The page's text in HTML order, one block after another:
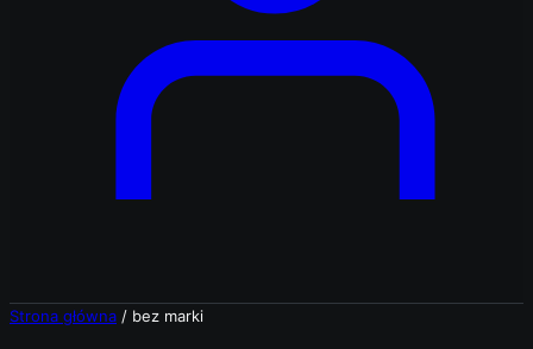
Strona główna / bez marki